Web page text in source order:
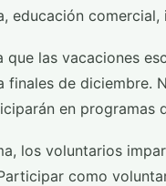
educación comercial,
que las vacaciones
finales de diciembre.
en programas
los voluntarios
como